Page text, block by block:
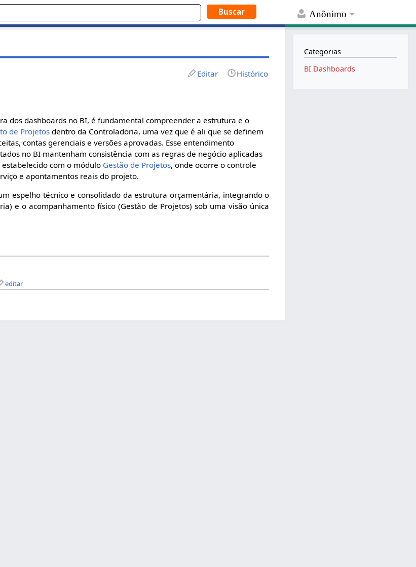
Anônimo
Editar Histórico
dos dashboards no BI, é fundamental compreender a estrutura e o
de Projetosdentro da Controladoria, uma vez que é ali que se definem
contas gerenciais e versões aprovadas. Esse entendimento
no BI mantenham consistência com as regras de negócio aplicadas
estabelecido com o módulo Gestão de Projetos, onde ocorre o controle
e apontamentos reais do projeto.
espelho técnico e consolidado da estrutura orçamentária, integrando o
e o acompanhamento físico (Gestão de Projetos) sob uma visão única
editar
Categorias
BI Dashboards